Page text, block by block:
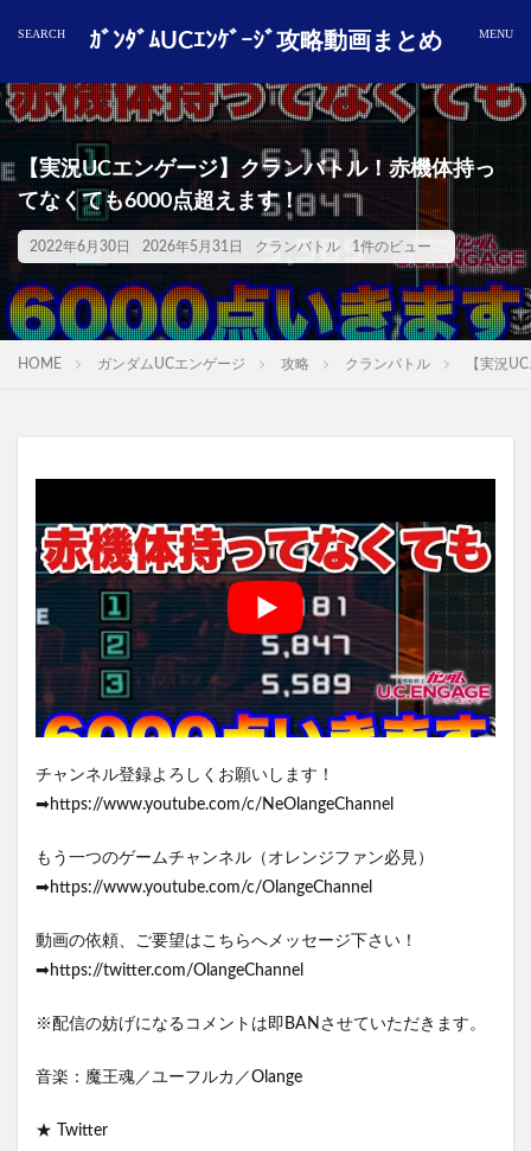
ｶﾞﾝﾀﾞﾑUCｴﾝｹﾞｰｼﾞ攻略動画まとめ
【実況UCエンゲージ】クランバトル！赤機体持っ
てなくても6000点超えます！
2022年6月30日 2026年5月31日 クランバトル 1件のビュー
HOME ガンダムUCエンゲージ 攻略 クランバトル 【実況
チャンネル登録よろしくお願いします！
➡https://www.youtube.com/c/NeOlangeChannel
もう一つのゲームチャンネル（オレンジファン必見）
➡https://www.youtube.com/c/OlangeChannel
動画の依頼、ご要望はこちらへメッセージ下さい！
➡https://twitter.com/OlangeChannel
※配信の妨げになるコメントは即BANさせていただきます。
音楽：魔王魂／ユーフルカ／Olange
★ Twitter